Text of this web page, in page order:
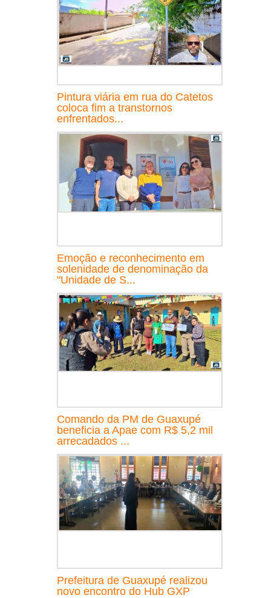
Pintura viária em rua do Catetos
coloca fim a transtornos
enfrentados...
Emoção e reconhecimento em
solenidade de denominação da
"Unidade de S...
Comando da PM de Guaxupé
beneficia a Apae com R$ 5,2 mil
arrecadados ...
Prefeitura de Guaxupé realizou
novo encontro do Hub GXP